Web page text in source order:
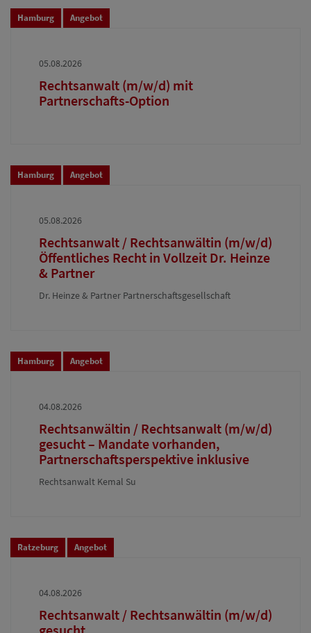
Hamburg Angebot
05.08.2026
Rechtsanwalt (m/w/d) mit
Partnerschafts-Option
Hamburg Angebot
05.08.2026
Rechtsanwalt / Rechtsanwältin (m/w/d)
Öffentliches Recht in Vollzeit Dr. Heinze
& Partner
Dr. Heinze & Partner Partnerschaftsgesellschaft
Hamburg Angebot
04.08.2026
Rechtsanwältin / Rechtsanwalt (m/w/d)
gesucht – Mandate vorhanden,
Partnerschaftsperspektive inklusive
Rechtsanwalt Kemal Su
Ratzeburg Angebot
04.08.2026
Rechtsanwalt / Rechtsanwältin (m/w/d)